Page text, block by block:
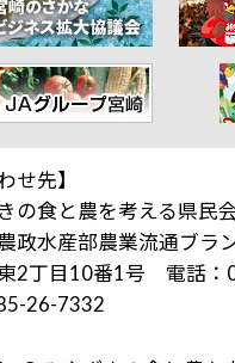
せ先】
の食と農を考える県民
政水産部農業流通ブラ
2丁目10番1号 電話：
26-7332